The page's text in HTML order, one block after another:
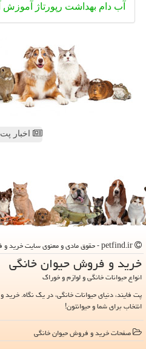
آب دام بهداشت رپورتاژ آموزش
اخبار پت
خرید و فروش حیوان خانگی
انواع حیوانات خانگی و لوازم و خوراک
پت فایند، دنیای حیوانات خانگی، در یک نگاه.
انتخاب برای شما و حیوانتون!
صفحات خرید و فروش حیوان خانگی